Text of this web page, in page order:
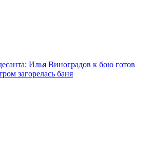
Илья Виноградов к бою готов
загорелась баня